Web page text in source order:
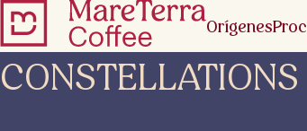
Orígenes
CONSTELLATIONS